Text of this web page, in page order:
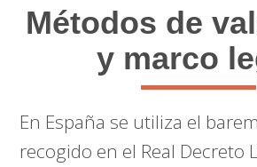
Métodos de
y marco
En España se utiliza el
recogido en el Real Decreto